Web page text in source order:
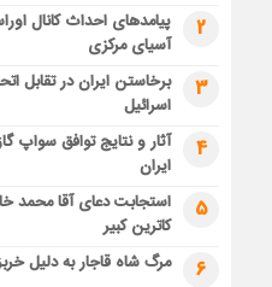
2
پیامدهای احداث کانال
آسیای مرکزی
3
برخاستن ایران در تقابل
اسرائیل
4
آثار و نتایج توافق سواپ
ایران
5
استجابت دعای آقا محمد
کاترین کبیر
6 مرگ شاه قاجار به دلیل